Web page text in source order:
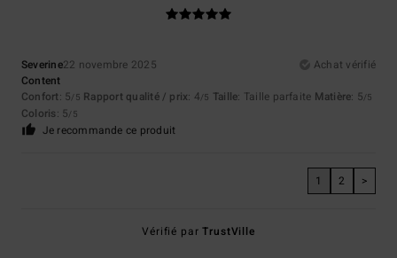
Severine22 novembre 2025
Achat vérifié
Content
Confort: 5/5 Rapport qualité / prix: 4/5 Taille: Taille parfaite Matière: 5/5
Coloris: 5/5
Je recommande ce produit
1 2 >
Vérifié parTrustVille